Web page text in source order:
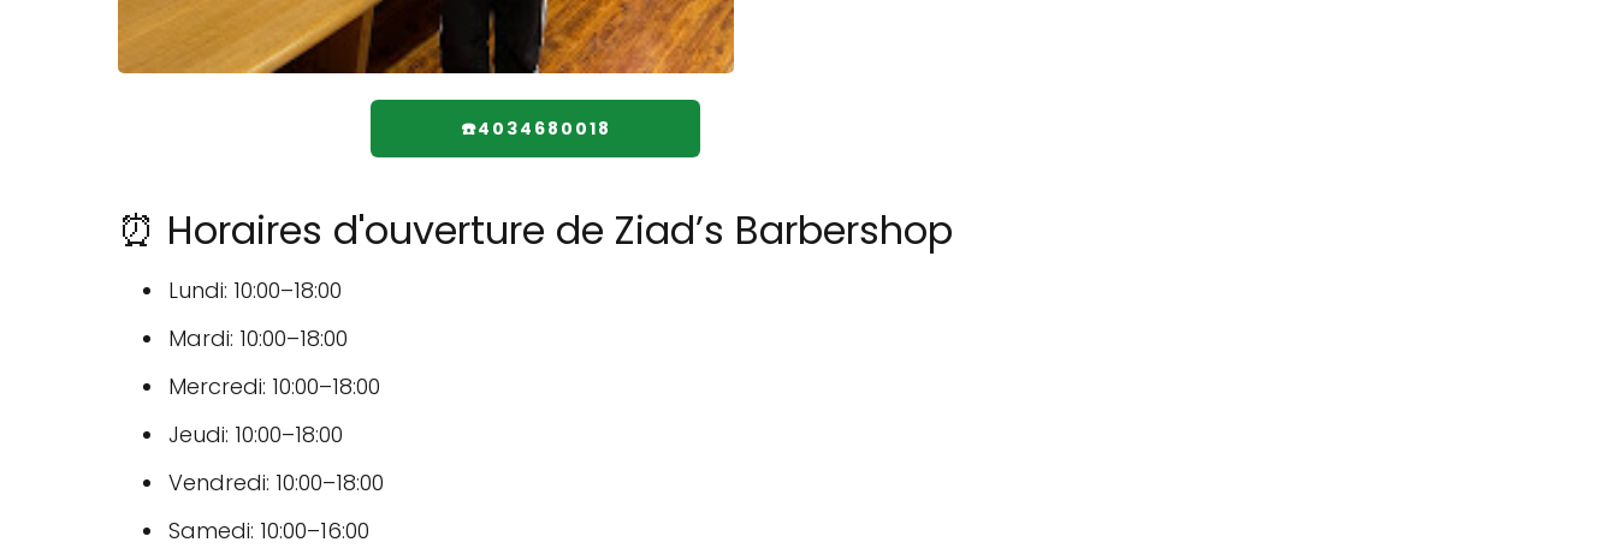
☎️4034680018
⏰ Horaires d'ouverture de Ziad’s Barbershop
Lundi: 10:00–18:00
Mardi: 10:00–18:00
Mercredi: 10:00–18:00
Jeudi: 10:00–18:00
Vendredi: 10:00–18:00
Samedi: 10:00–16:00